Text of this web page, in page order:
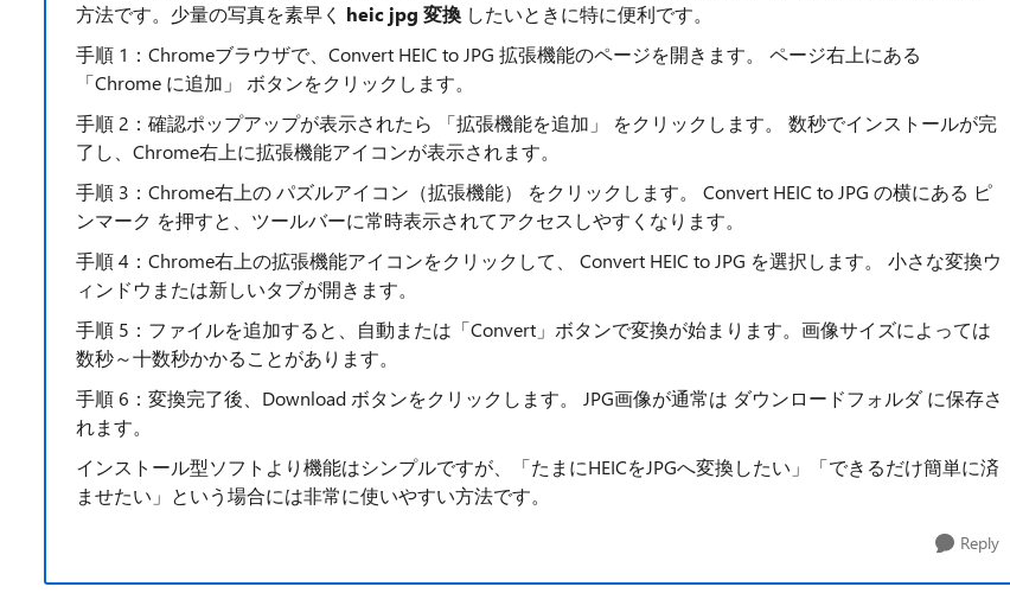
方法です。少量の写真を素早く heic jpg 変換 したいときに特に便利です。
手順 1：Chromeブラウザで、Convert HEIC to JPG 拡張機能のページを開きます。 ページ右上にある
「Chrome に追加」 ボタンをクリックします。
手順 2：確認ポップアップが表示されたら 「拡張機能を追加」 をクリックします。 数秒でインストールが完
了し、Chrome右上に拡張機能アイコンが表示されます。
手順 3：Chrome右上の パズルアイコン（拡張機能） をクリックします。 Convert HEIC to JPG の横にある ピ
ンマーク を押すと、ツールバーに常時表示されてアクセスしやすくなります。
手順 4：Chrome右上の拡張機能アイコンをクリックして、 Convert HEIC to JPG を選択します。 小さな変換ウ
ィンドウまたは新しいタブが開きます。
手順 5：ファイルを追加すると、自動または「Convert」ボタンで変換が始まります。画像サイズによっては
数秒～十数秒かかることがあります。
手順 6：変換完了後、Download ボタンをクリックします。 JPG画像が通常は ダウンロードフォルダ に保存さ
れます。
インストール型ソフトより機能はシンプルですが、「たまにHEICをJPGへ変換したい」「できるだけ簡単に済
ませたい」という場合には非常に使いやすい方法です。
Reply